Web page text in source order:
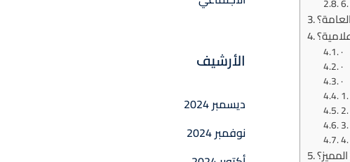
الأرشيف
ديسمبر 2024
نوفمبر 2024